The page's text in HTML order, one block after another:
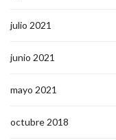
julio 2021
junio 2021
mayo 2021
octubre 2018